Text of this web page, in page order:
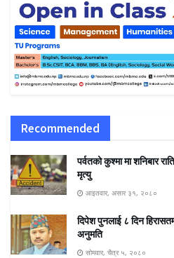
Recommended
पर्वतको कुश्मा मा शनिबार
मृत्यु
आइतवार, असार ३१, २०८०
दिपेश पुनलाई ८ दिन
अनुमति
सोमवार, चैत्र ५, २०८०